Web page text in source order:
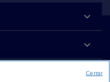
Cerrar